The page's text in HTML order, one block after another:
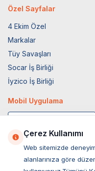
Özel Sayfalar
4 Ekim Özel
Markalar
Tüy Savaşları
Socar İş Birliği
İyzico İş Birliği
Mobil Uygulama
Çerez Kullanımı
Web sitemizde
alanlarınıza göre